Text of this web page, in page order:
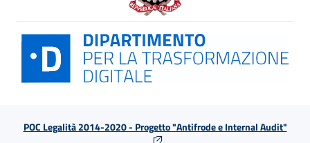
POC Legalità 2014-2020 - Progetto "Antifrode e Internal Audit"